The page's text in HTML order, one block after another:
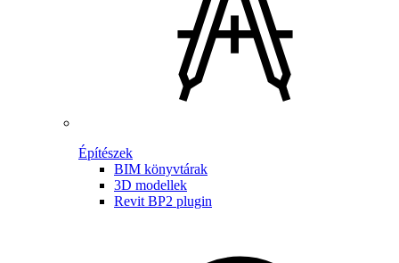
Építészek
BIM könyvtárak
3D modellek
Revit BP2 plugin